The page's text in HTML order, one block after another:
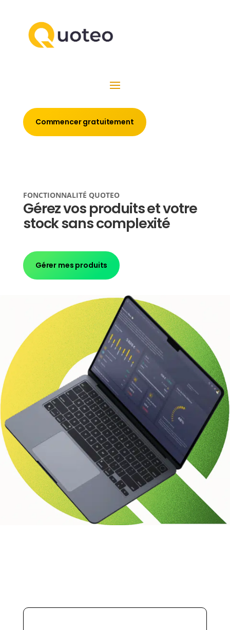
Commencer gratuitement
FONCTIONNALITÉ QUOTEO
Gérez vos produits et votre
stock sans complexité
Gérer mes produits